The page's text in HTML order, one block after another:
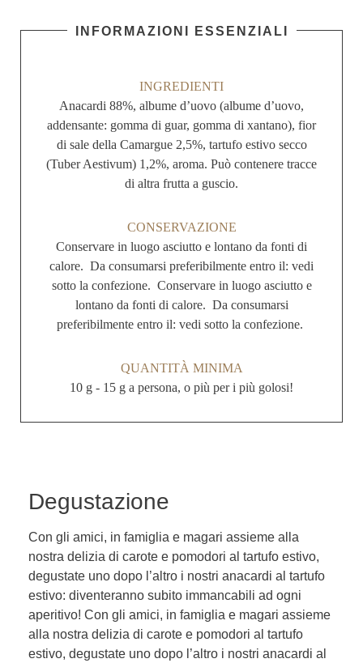
INFORMAZIONI ESSENZIALI
INGREDIENTI
Anacardi 88%, albume d’uovo (albume d’uovo,
addensante: gomma di guar, gomma di xantano), fior
di sale della Camargue 2,5%, tartufo estivo secco
(Tuber Aestivum) 1,2%, aroma. Può contenere tracce
di altra frutta a guscio.
CONSERVAZIONE
Conservare in luogo asciutto e lontano da fonti di
calore. Da consumarsi preferibilmente entro il: vedi
sotto la confezione. Conservare in luogo asciutto e
lontano da fonti di calore. Da consumarsi
preferibilmente entro il: vedi sotto la confezione.
QUANTITÀ MINIMA
10 g - 15 g a persona, o più per i più golosi!
Degustazione
Con gli amici, in famiglia e magari assieme alla
nostra delizia di carote e pomodori al tartufo estivo,
degustate uno dopo l’altro i nostri anacardi al tartufo
estivo: diventeranno subito immancabili ad ogni
aperitivo! Con gli amici, in famiglia e magari assieme
alla nostra delizia di carote e pomodori al tartufo
estivo, degustate uno dopo l’altro i nostri anacardi al